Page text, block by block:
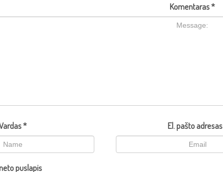
Komentaras*
* El. pašto adresas
puslapis